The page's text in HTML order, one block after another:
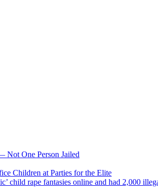
Not One Person Jailed
Children at Parties for the Elite
child rape fantasies online and had 2,000